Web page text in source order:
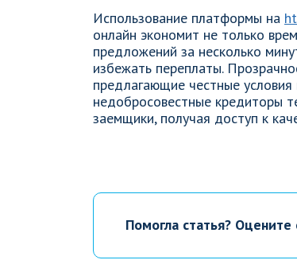
Использование платформы на
онлайн экономит не только
предложений за несколько
избежать переплаты.
предлагающие честные
недобросовестные кредиторы
заемщики, получая доступ к
Помогла статья? Оцените